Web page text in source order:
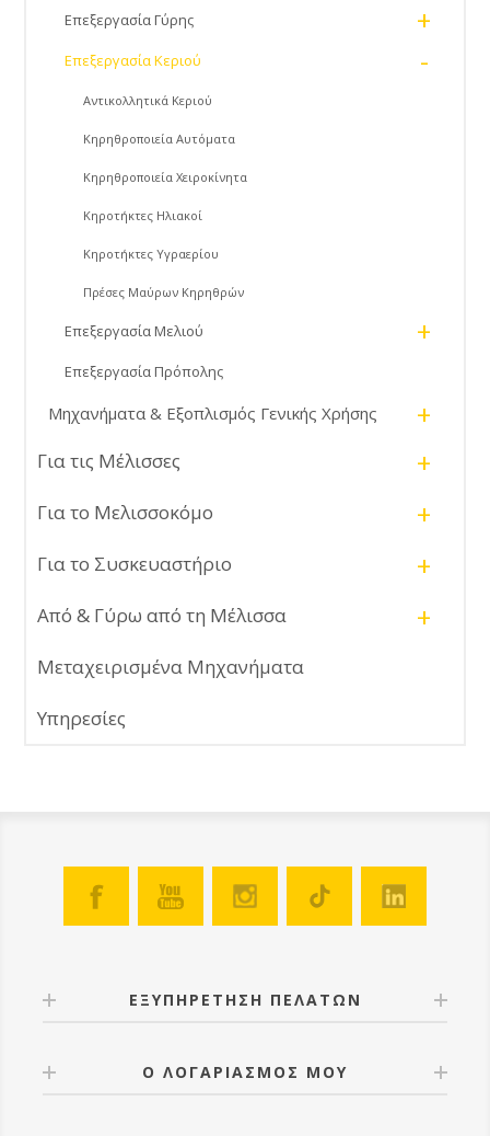
Επεξεργασία Γύρης +
Επεξεργασία Κεριού -
Αντικολλητικά Κεριού
Κηρηθροποιεία Αυτόματα
Κηρηθροποιεία Χειροκίνητα
Κηροτήκτες Ηλιακοί
Κηροτήκτες Υγραερίου
Πρέσες Μαύρων Κηρηθρών
Επεξεργασία Μελιού +
Επεξεργασία Πρόπολης
Μηχανήματα & Εξοπλισμός Γενικής Χρήσης +
Για τις Μέλισσες +
Για το Μελισσοκόμο +
Για το Συσκευαστήριο +
Από & Γύρω από τη Μέλισσα +
Μεταχειρισμένα Μηχανήματα
Υπηρεσίες
ΕΞΥΠΗΡΕΤΗΣΗ ΠΕΛΑΤΩΝ
Ο ΛΟΓΑΡΙΑΣΜΟΣ ΜΟΥ